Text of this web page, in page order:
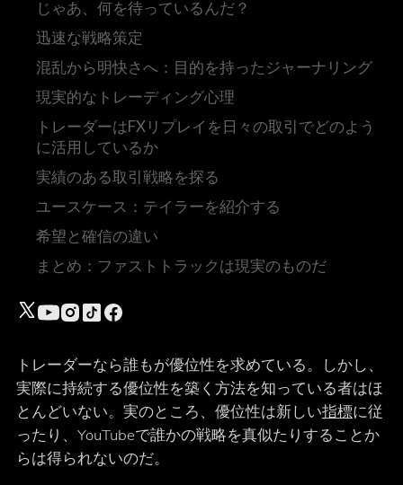
トレーダーなら誰もが優位性を求めている。しかし、
実際に持続する優位性を築く方法を知っている者はほ
とんどいない。実のところ、優位性は新しい指標に従
ったり、YouTubeで誰かの戦略を真似たりすることか
らは得られないのだ。
じゃあ、何を待っているんだ？
迅速な戦略策定
混乱から明快さへ：目的を持ったジャーナリング
現実的なトレーディング心理
トレーダーはFXリプレイを日々の取引でどのよう
に活用しているか
実績のある取引戦略を探る
ユースケース：テイラーを紹介する
希望と確信の違い
まとめ：ファストトラックは現実のものだ